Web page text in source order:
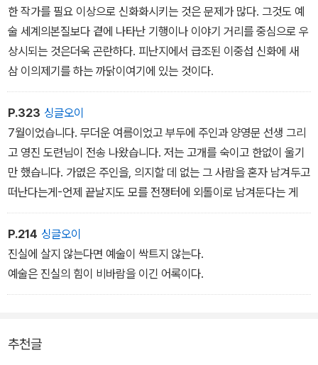
인간의 실체는 다시 원점으로 돌아와 그가 왜 신화의 주인공일 수밖
에 없는가를 역설적으로 웅변하고 있다. 이제 이중섭을 알고 싶다면
우리는 이 한 권의 책을 펼쳐야 한다. 그 속에 지금껏 감춰진 이중섭
생애의 실체와 그의 예술 세계가 고스란히 담겨 있다.
한 작가를 필요 이상으로 신화화시키는 것은 문제가 많다. 그것도 예
술 세계의본질보다 곁에 나타난 기행이나 이야기 거리를 중심으로 우
상시되는 것은더욱 곤란하다. 피난지에서 급조된 이중섭 신화에 새
삼 이의제기를 하는 까닭이여기에 있는 것이다.
P.323 싱글오이
7월이었습니다. 무더운 여름이었고 부두에 주인과 양영문 선생 그리
고 영진 도련님이 전송 나왔습니다. 저는 고개를 숙이고 한없이 울기
만 했습니다. 가엾은 주인을, 의지할 데 없는 그 사람을 혼자 남겨두고
떠난다는게-언제 끝날지도 모를 전쟁터에 외톨이로 남겨둔다는 게
P.214 싱글오이
진실에 살지 않는다면 예술이 싹트지 않는다.
예술은 진실의 힘이 비바람을 이긴 어록이다.
추천글